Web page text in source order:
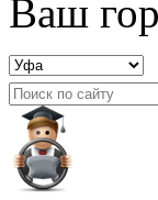
Ваш